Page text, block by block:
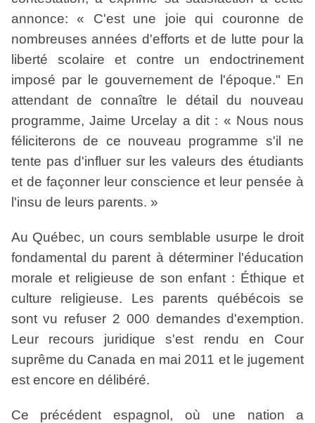
annonce: « C'est une joie qui couronne de
nombreuses années d'efforts et de lutte pour la
liberté scolaire et contre un endoctrinement
imposé par le gouvernement de l'époque." En
attendant de connaître le détail du nouveau
programme, Jaime Urcelay a dit : « Nous nous
féliciterons de ce nouveau programme s'il ne
tente pas d'influer sur les valeurs des étudiants
et de façonner leur conscience et leur pensée à
l'insu de leurs parents. »
Au Québec, un cours semblable usurpe le droit
fondamental du parent à déterminer l'éducation
morale et religieuse de son enfant : Éthique et
culture religieuse. Les parents québécois se
sont vu refuser 2 000 demandes d'exemption.
Leur recours juridique s'est rendu en Cour
suprême du Canada en mai 2011 et le jugement
est encore en délibéré.
Ce précédent espagnol, où une nation a